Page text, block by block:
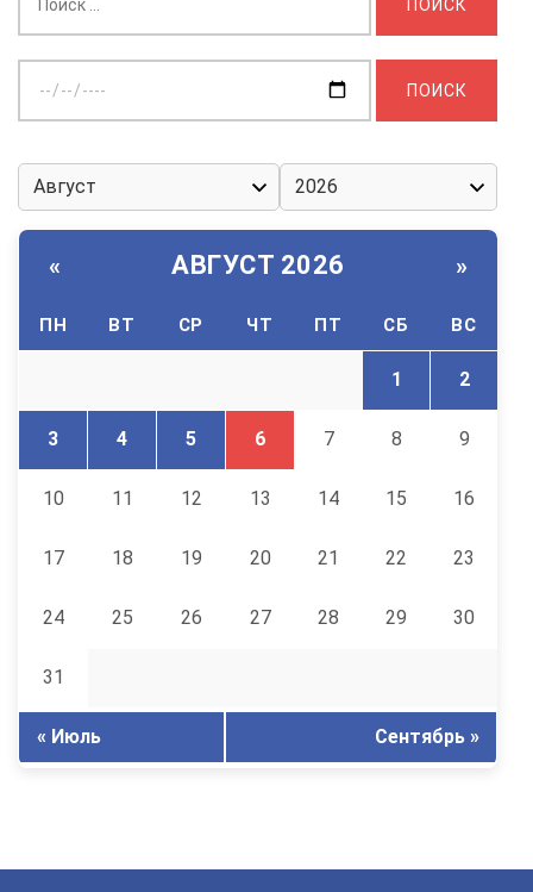
дату:
« АВГУСТ 2026 »
ПН ВТ СР ЧТ ПТ СБ ВС
1 2
3 4 5 6 7 8 9
10 11 12 13 14 15 16
17 18 19 20 21 22 23
24 25 26 27 28 29 30
31
« Июль Сентябрь »